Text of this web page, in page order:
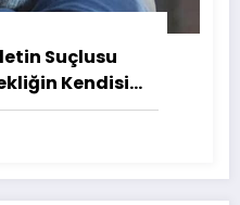
Suçlusu
Kendisi